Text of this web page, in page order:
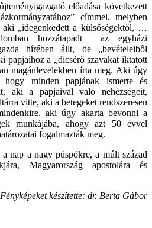
előadása következett
címmel, melyben
aki „idegenkedett a külsőségektől, …
hozzátapadt az egyházi
hírében állt, de „bevételeiből
papjaihoz a „dicsérő szavakat iktatott
magánlevelekben írta meg. Aki úgy
hogy minden papjának ismerte és
aki a papjaival való nehézségeit,
vitte, aki a betegeket rendszeresen
aki úgy akarta bevonni a
munkájába, ahogy azt 50 évvel
fogalmazták meg.
nap a nagy püspökre, a múlt század
Magyarország apostolára és
Fényképeket készítette: dr. Berta Gábor